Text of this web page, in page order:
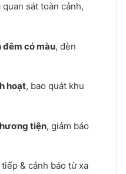
quan sát toàn cảnh,
đêm có màu, đèn
hoạt, bao quát khu
tiện, giảm báo
& cảnh báo từ xa